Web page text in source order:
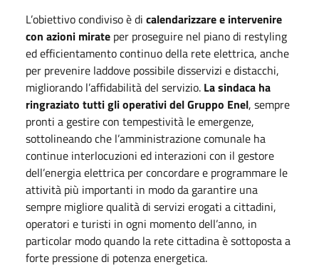
L’obiettivo condiviso è di calendarizzare e intervenire
con azioni mirate per proseguire nel piano di restyling
ed efficientamento continuo della rete elettrica, anche
per prevenire laddove possibile disservizi e distacchi,
migliorando l’affidabilità del servizio. La sindaca ha
ringraziato tutti gli operativi del Gruppo Enel, sempre
pronti a gestire con tempestività le emergenze,
sottolineando che l’amministrazione comunale ha
continue interlocuzioni ed interazioni con il gestore
dell’energia elettrica per concordare e programmare le
attività più importanti in modo da garantire una
sempre migliore qualità di servizi erogati a cittadini,
operatori e turisti in ogni momento dell’anno, in
particolar modo quando la rete cittadina è sottoposta a
forte pressione di potenza energetica.